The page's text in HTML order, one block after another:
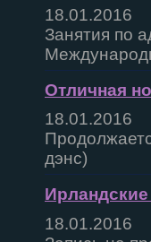
18.01.2016
Занятия по
Отличная
18.01.2016
дэнс)
18.01.2016